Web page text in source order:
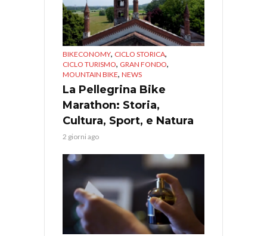
BIKECONOMY, CICLO STORICA,
CICLO TURISMO, GRAN FONDO,
MOUNTAIN BIKE, NEWS
La Pellegrina Bike
Marathon: Storia,
Cultura, Sport, e Natura
2 giorni ago